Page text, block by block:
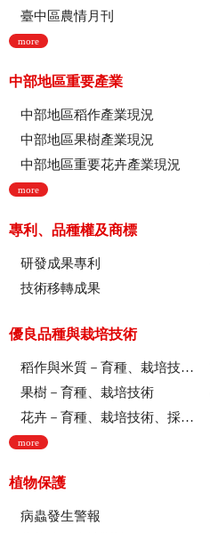
臺中區農情月刊
more
中部地區重要產業
中部地區稻作產業現況
中部地區果樹產業現況
中部地區重要花卉產業現況
more
專利、品種權及商標
研發成果專利
技術移轉成果
優良品種與栽培技術
稻作與米質－育種、栽培技術、綜合、稻米品質
果樹－育種、栽培技術
花卉－育種、栽培技術、採後技術、組織培養、園藝療育、產業推廣
more
植物保護
病蟲發生警報